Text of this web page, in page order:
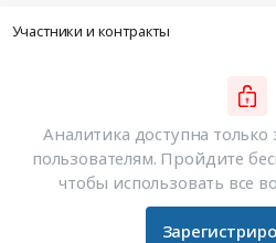
Участники и контракты
Аналитика доступна
пользователям. Пройдите
чтобы использовать все